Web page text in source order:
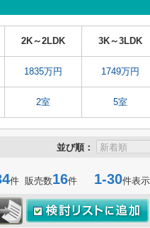
2K～2LDK 3K～3LDK
1835万円 1749万円
2室 5室
並び順：
件 販売数16件 1-30件表示